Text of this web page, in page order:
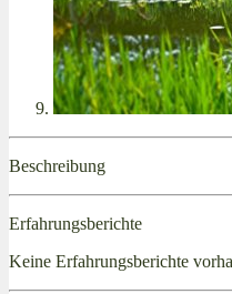
Beschreibung
Erfahrungsberichte
Keine Erfahrungsberichte